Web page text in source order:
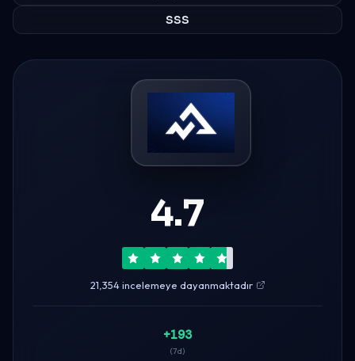
SSS
4.7
21,354 incelemeye dayanmaktadır
+193
(7d)